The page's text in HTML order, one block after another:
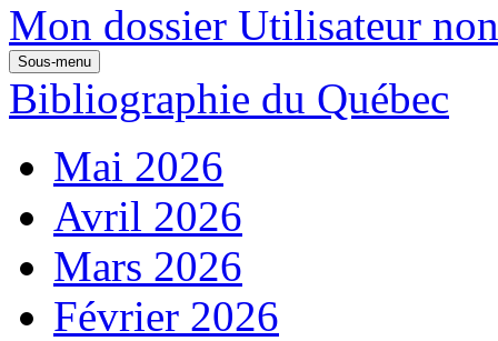
Mon dossier Utilisateur
Sous-menu
Bibliographie du Québec
Mai 2026
Avril 2026
Mars 2026
Février 2026